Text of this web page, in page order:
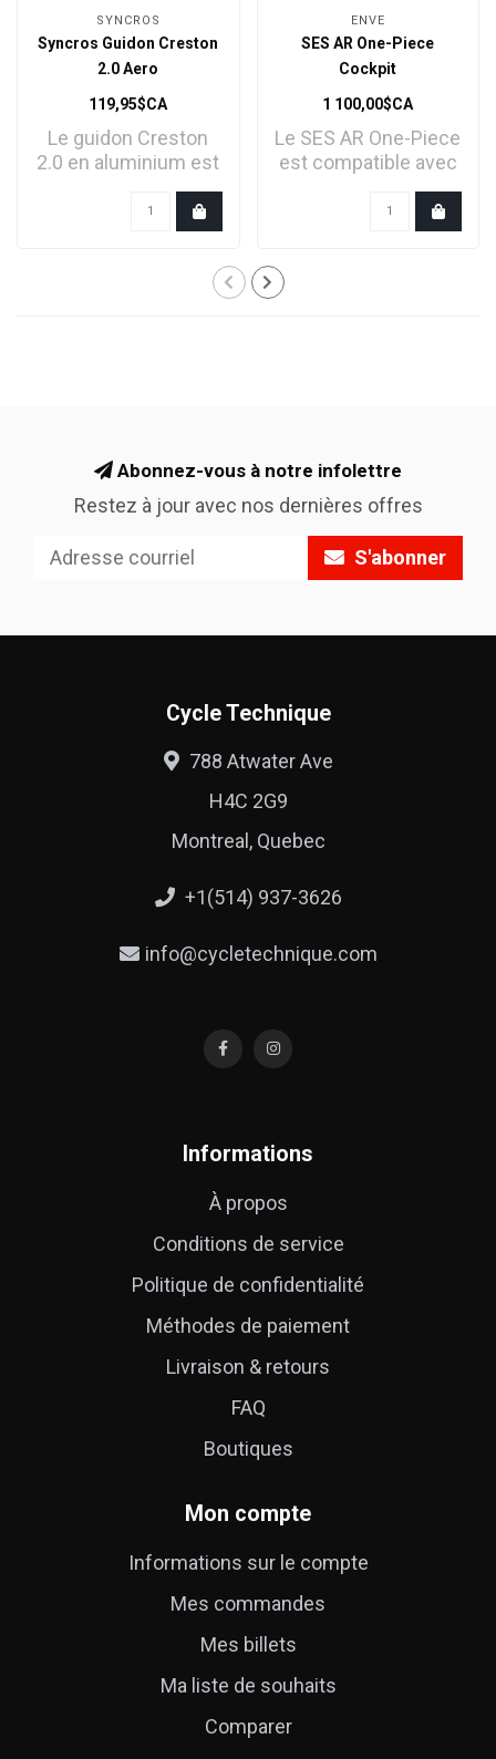
SYNCROS
Syncros Guidon Creston
2.0 Aero
119,95$CA
Le guidon Creston
2.0 en aluminium est
assorti au corps de l..
ENVE
SES AR One-Piece
Cockpit
1 100,00$CA
Le SES AR One-Piece
est compatible avec
les modèles ENVE
Mel..
Abonnez-vous à notre infolettre
Restez à jour avec nos dernières offres
S'abonner
Cycle Technique
788 Atwater Ave
H4C 2G9
Montreal, Quebec
+1(514) 937-3626
info@cycletechnique.com
Informations
À propos
Conditions de service
Politique de confidentialité
Méthodes de paiement
Livraison & retours
FAQ
Boutiques
Mon compte
Informations sur le compte
Mes commandes
Mes billets
Ma liste de souhaits
Comparer